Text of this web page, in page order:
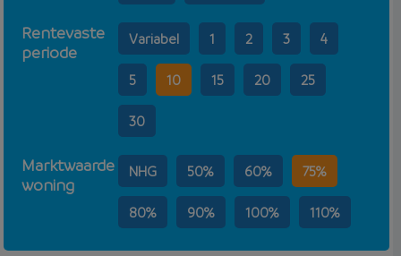
Rentevaste
periode
Variabel 1 2 3 4
5 10 15 20 25
30
Marktwaarde
woning
NHG 50% 60% 75%
80% 90% 100% 110%